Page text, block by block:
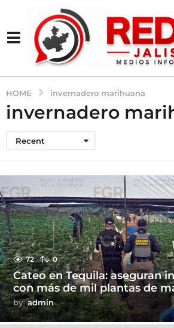
HOME invernadero marihuana
invernadero
Recent
72 0
Cateo en Tequila: aseguran
con más de mil plantas de
by admin